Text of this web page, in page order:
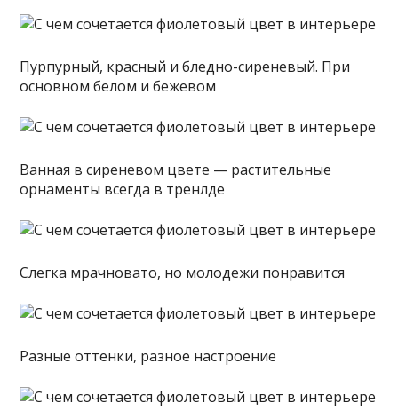
Пурпурный, красный и бледно-сиреневый. При
основном белом и бежевом
Ванная в сиреневом цвете — растительные
орнаменты всегда в тренлде
Слегка мрачновато, но молодежи понравится
Разные оттенки, разное настроение